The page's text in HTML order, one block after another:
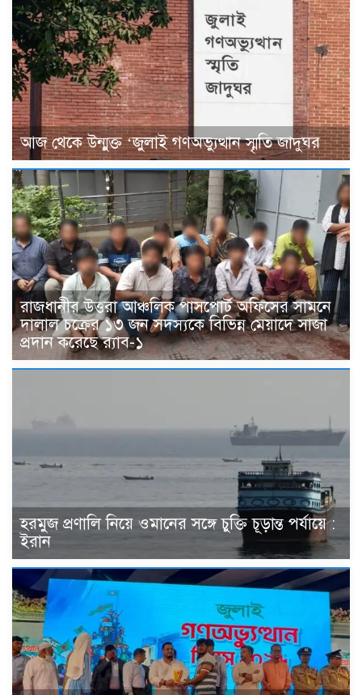
আজ থেকে উন্মুক্ত ‘জুলাই গণঅভ্যুত্থান স্মৃতি জাদুঘর
রাজধানীর উত্তরা আঞ্চলিক পাসপোর্ট অফিসের সামনে
দালাল চক্রের ১৩ জন সদস্যকে বিভিন্ন মেয়াদে সাজা
প্রদান করেছে র‌্যাব-১
হরমুজ প্রণালি নিয়ে ওমানের সঙ্গে চুক্তি চূড়ান্ত পর্যায়ে :
ইরান